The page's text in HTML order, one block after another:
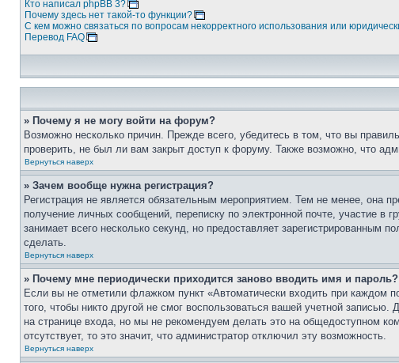
Кто написал phpBB 3?
Почему здесь нет такой-то функции?
С кем можно связаться по вопросам некорректного использования или
Перевод FAQ
» Почему я не могу войти на форум?
Возможно несколько причин. Прежде всего, убедитесь в том, что вы
проверить, не был ли вам закрыт доступ к форуму. Также возможно, что
Вернуться наверх
» Зачем вообще нужна регистрация?
Регистрация не является обязательным мероприятием. Тем не менее, она
получение личных сообщений, переписку по электронной почте, участие
занимает всего несколько секунд, но предоставляет
сделать.
Вернуться наверх
» Почему мне периодически приходится заново вводить имя и пароль?
Если вы не отметили флажком пункт «Автоматически входить при каждом
того, чтобы никто другой не смог воспользоваться вашей учетной
на странице входа, но мы не рекомендуем делать это на общедоступном
отсутствует, то это значит, что администратор отключил эту возможность.
Вернуться наверх